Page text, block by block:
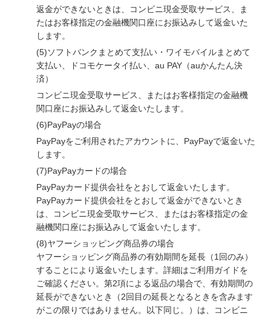
返金ができないときは、コンビニ現金受取サービス、ま
たはお客様指定の金融機関口座にお振込みして返金いた
します。
(5)ソフトバンクまとめて支払い・ワイモバイルまとめて
支払い、ドコモケータイ払い、au PAY（auかんたん決
済）
コンビニ現金受取サービス、またはお客様指定の金融機
関口座にお振込みして返金いたします。
(6)PayPayの場合
PayPayをご利用されたアカウントに、PayPayで返金いた
します。
(7)PayPayカードの場合
PayPayカード提供会社をとおして返金いたします。
PayPayカード提供会社をとおして返金ができないとき
は、コンビニ現金受取サービス、またはお客様指定の金
融機関口座にお振込みして返金いたします。
(8)ヤフーショッピング商品券の場合
ヤフーショッピング商品券の有効期間を延長（1回のみ）
することにより返金いたします。詳細はご利用ガイドを
ご確認ください。第2項による返品の場合で、有効期間の
延長ができないとき（2回目の延長となるときを含みます
がこの限りではありません。以下同じ。）は、コンビニ